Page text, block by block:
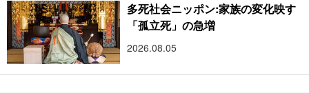
多死社会ニッポン:家族の変化映す
「孤立死」の急増
2026.08.05